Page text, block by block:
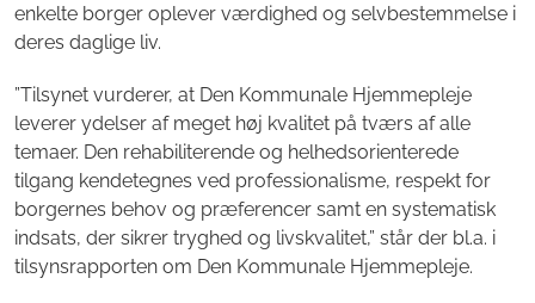
enkelte borger oplever værdighed og selvbestemmelse i
deres daglige liv.
”Tilsynet vurderer, at Den Kommunale Hjemmepleje
leverer ydelser af meget høj kvalitet på tværs af alle
temaer. Den rehabiliterende og helhedsorienterede
tilgang kendetegnes ved professionalisme, respekt for
borgernes behov og præferencer samt en systematisk
indsats, der sikrer tryghed og livskvalitet,” står der bl.a. i
tilsynsrapporten om Den Kommunale Hjemmepleje.